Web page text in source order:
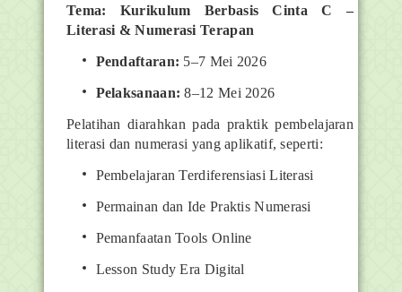
Tema: Kurikulum Berbasis Cinta C –
Literasi & Numerasi Terapan
Pendaftaran: 5–7 Mei 2026
Pelaksanaan: 8–12 Mei 2026
Pelatihan diarahkan pada praktik pembelajaran
literasi dan numerasi yang aplikatif, seperti:
Pembelajaran Terdiferensiasi Literasi
Permainan dan Ide Praktis Numerasi
Pemanfaatan Tools Online
Lesson Study Era Digital